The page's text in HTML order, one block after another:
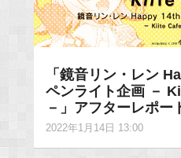
「鏡音リン・レン
ペンライト企画 －
－」アフターレポー
2022年1月14日 13:00